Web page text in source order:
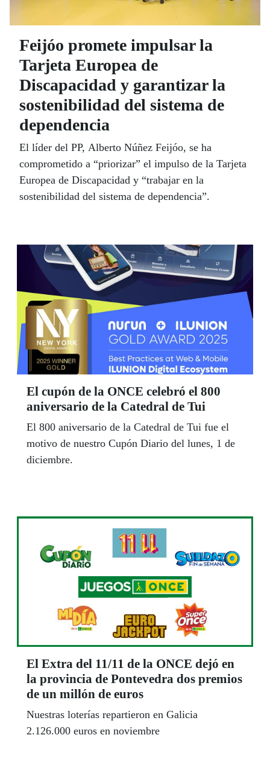
Feijóo promete impulsar la
Tarjeta Europea de
Discapacidad y garantizar la
sostenibilidad del sistema de
dependencia
El líder del PP, Alberto Núñez Feijóo, se ha
comprometido a “priorizar” el impulso de la Tarjeta
Europea de Discapacidad y “trabajar en la
sostenibilidad del sistema de dependencia”.
El cupón de la ONCE celebró el 800
aniversario de la Catedral de Tui
El 800 aniversario de la Catedral de Tui fue el
motivo de nuestro Cupón Diario del lunes, 1 de
diciembre.
El Extra del 11/11 de la ONCE dejó en
la provincia de Pontevedra dos premios
de un millón de euros
Nuestras loterías repartieron en Galicia
2.126.000 euros en noviembre